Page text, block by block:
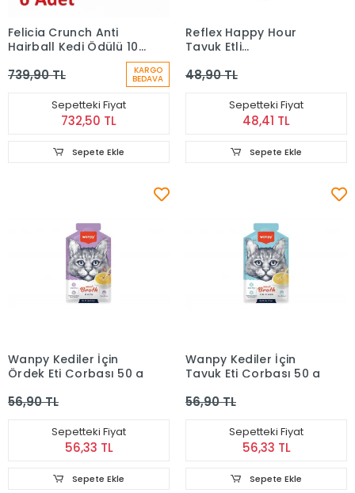
Felicia Crunch Anti
Hairball Kedi Ödülü 100
739,90 TL KARGO
BEDAVA
Sepetteki Fiyat
732,50 TL
Sepete Ekle
Reflex Happy Hour
Tavuk Etli
Ödül Maması 60 gr
48,90 TL
Sepetteki Fiyat
48,41 TL
Sepete Ekle
Wanpy Kediler İçin
Ördek Eti Çorbası 50 g
56,90 TL
Sepetteki Fiyat
56,33 TL
Sepete Ekle
Wanpy Kediler İçin
Tavuk Eti Çorbası 50 g
56,90 TL
Sepetteki Fiyat
56,33 TL
Sepete Ekle